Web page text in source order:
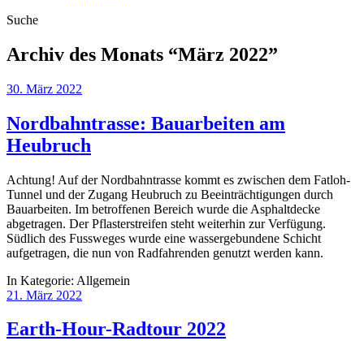
Suche
Archiv des Monats “März 2022”
30. März 2022
Nordbahntrasse: Bauarbeiten am
Heubruch
Achtung! Auf der Nordbahntrasse kommt es zwischen dem Fatloh-
Tunnel und der Zugang Heubruch zu Beeinträchtigungen durch
Bauarbeiten. Im betroffenen Bereich wurde die Asphaltdecke
abgetragen. Der Pflasterstreifen steht weiterhin zur Verfügung.
Südlich des Fussweges wurde eine wassergebundene Schicht
aufgetragen, die nun von Radfahrenden genutzt werden kann.
In Kategorie: Allgemein
21. März 2022
Earth-Hour-Radtour 2022